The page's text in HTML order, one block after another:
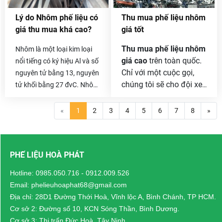
hoàn tất giao dịch thu mua
phế liệu trên 10 tấn sẽ được
tặng hơn 20 triệu hoa hồng
dành cho khách hàng giới
thiệu.
Lý do Nhôm phế liệu có
giá thu mua khá cao?
Nhôm là một loại kim loại
nổi tiếng có ký hiệu Al và số
nguyên tử bằng 13, nguyên
tử khối bằng 27 đvC. Nhôm
một kim loại có tỷ trọng
thấp và có khả năng chống
ăn mòn hiện tượng thụ
trúc được làm từ nhôm và
và rất quan trọng trong các
lĩnh vực khác của giao
Thu mua phế liệu nhôm
giá tốt
Thu mua phế liệu nhôm
giá cao trên toàn quốc.
Chỉ với một cuộc gọi,
chúng tôi sẽ cho đội xe
việc với quý khách hàng
ngay trong ngày. Giá
thu mua luôn cao hơn
« 1 2 3 4 5 6 7 8 »
PHẾ LIỆU HOÀ PHÁT
Hotline: 0985.050.716 - 0912.009.526
Email: phelieuhoaphat68@gmail.com
Địa chỉ: 28D1 Đường Thới Hoà, Vĩnh lộc A, Bình Chánh, TP HCM.
Cơ sở 2: Đường số 10, KCN Sóng Thần, Bình Dương.